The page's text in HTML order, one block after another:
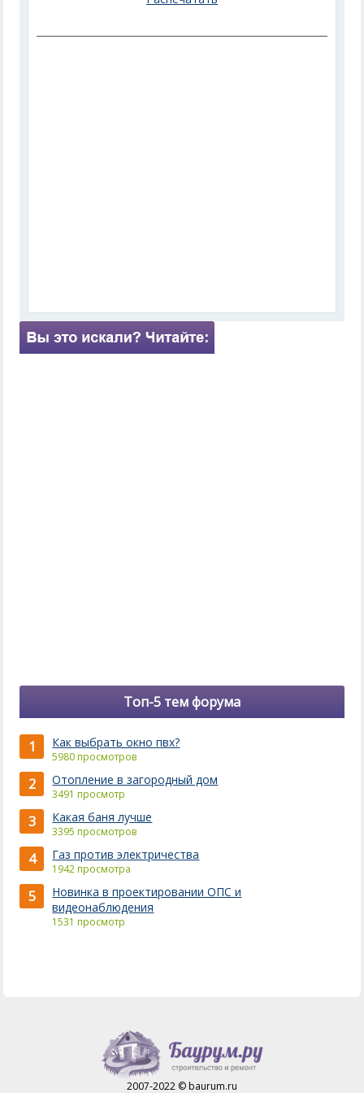
Топ-5 тем форума
1 Как выбрать окно пвх?
5980 просмотров
2 Отопление в загородный дом
3491 просмотр
3 Какая баня лучше
3395 просмотров
4 Газ против электричества
1942 просмотра
5
Новинка в проектировании ОПС и
видеонаблюдения
1531 просмотр
2007-2022 © baurum.ru